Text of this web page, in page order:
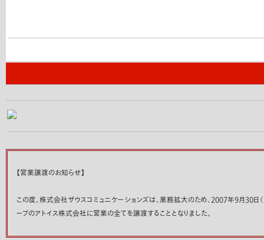
【営業譲渡のお知らせ】
この度、株式会社ザウスコミュニケーションズは、業務拡大のため、2007年9月30日（
ープのアトイス株式会社に営業の全てを譲渡することとなりました。